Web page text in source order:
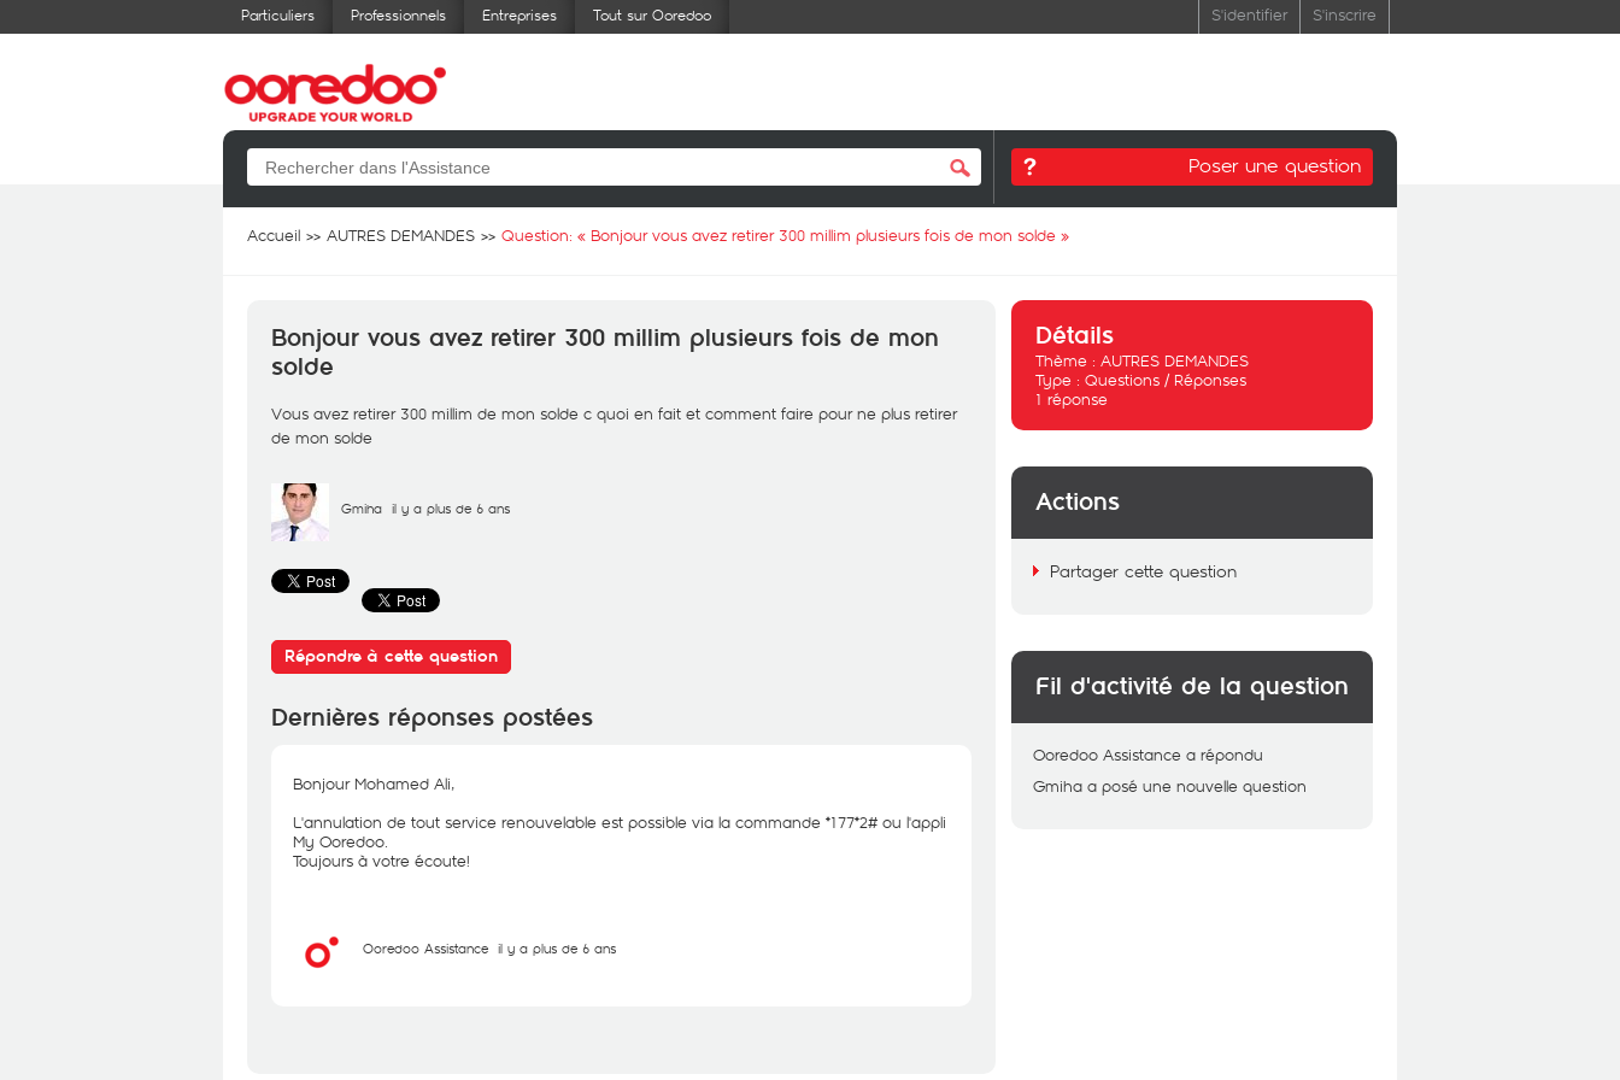
Particuliers Professionnels Entreprises Tout sur Ooredoo S'identifier S'inscrire
Poser une question
Accueil AUTRES DEMANDES Question: « Bonjour vous avez retirer 300 millim plusieurs fois de mon solde »
Bonjour vous avez retirer 300 millim plusieurs fois de mon
solde
Vous avez retirer 300 millim de mon solde c quoi en fait et comment faire pour ne plus retirer
de mon solde
Gmiha il y a plus de 6 ans
Répondre à cette question
Dernières réponses postées
Bonjour Mohamed Ali,
L'annulation de tout service renouvelable est possible via la commande *177*2# ou l'appli
My Ooredoo.
Toujours à votre écoute!
Ooredoo Assistance il y a plus de 6 ans
Détails
Thème : AUTRES DEMANDES
Type : Questions / Réponses
1 réponse
Actions
Partager cette question
Fil d'activité de la question
Ooredoo Assistance a répondu
Gmiha a posé une nouvelle question